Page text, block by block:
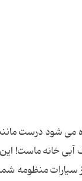
می شود درست
خانه ماست!
از فاصله بیش از 6 میلیارد